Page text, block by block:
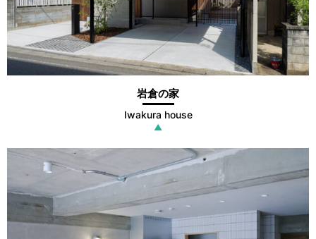
岩倉の家
Iwakura house
▲